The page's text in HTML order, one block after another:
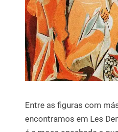
Entre as figuras com
encontramos em Les